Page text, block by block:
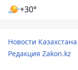
+30°
Новости
Редакция Zakon.kz